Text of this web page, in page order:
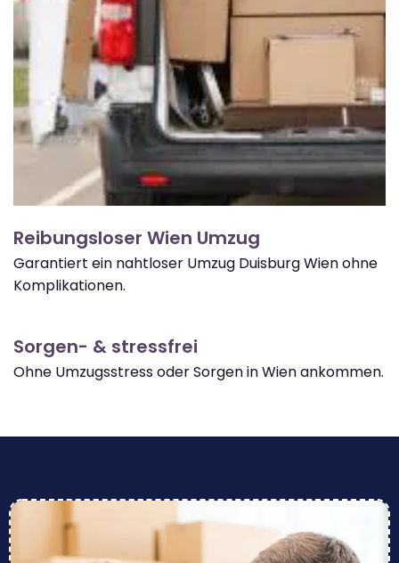
Reibungsloser Wien Umzug
Garantiert ein nahtloser Umzug Duisburg Wien ohne
Komplikationen.
Sorgen- & stressfrei
Ohne Umzugsstress oder Sorgen in Wien ankommen.